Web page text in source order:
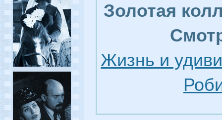
Золотая
Жизнь и